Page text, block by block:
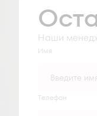
Наши
Имя
Tелефон